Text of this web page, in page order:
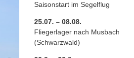
Saisonstart im Segelflug
25.07. – 08.08.
Fliegerlager nach Musbach
(Schwarzwald)